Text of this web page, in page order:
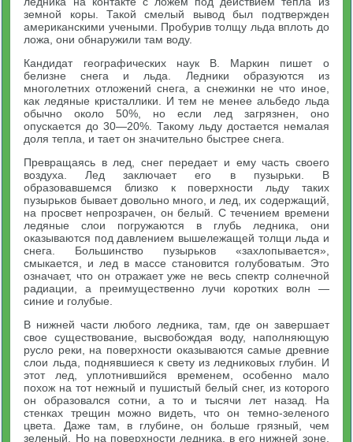
земной коры. Такой смелый вывод был подтвержден
американскими учеными. Пробурив толщу льда вплоть до
ложа, они обнаружили там воду.
Кандидат географических наук В. Маркин пишет о
белизне снега и льда. Ледники образуются из
многолетних отложений снега, а снежинки не что иное,
как ледяные кристаллики. И тем не менее альбедо льда
обычно около 50%, но если лед загрязнен, оно
опускается до 30—20%. Такому льду достается немалая
доля тепла, и тает он значительно быстрее снега.
Превращаясь в лед, снег передает и ему часть своего
воздуха. Лед заключает его в пузырьки. В
образовавшемся близко к поверхности льду таких
пузырьков бывает довольно много, и лед, их содержащий,
на просвет непрозрачен, он белый. С течением времени
ледяные слои погружаются в глубь ледника, они
оказываются под давлением вышележащей толщи льда и
снега. Большинство пузырьков «захлопывается»,
смыкается, и лед в массе становится голубоватым. Это
означает, что он отражает уже не весь спектр солнечной
радиации, а преимущественно лучи коротких волн —
синие и голубые.
В нижней части любого ледника, там, где он завершает
свое существование, высвобождая воду, наполняющую
русло реки, на поверхности оказываются самые древние
слои льда, поднявшиеся к свету из ледниковых глубин. И
этот лед, уплотнившийся временем, особенно мало
похож на тот нежный и пушистый белый снег, из которого
он образовался сотни, а то и тысячи лет назад. На
стенках трещин можно видеть, что он темно-зеленого
цвета. Даже там, в глубине, он больше грязный, чем
зеленый. Но на поверхности ледника, в его нижней зоне,